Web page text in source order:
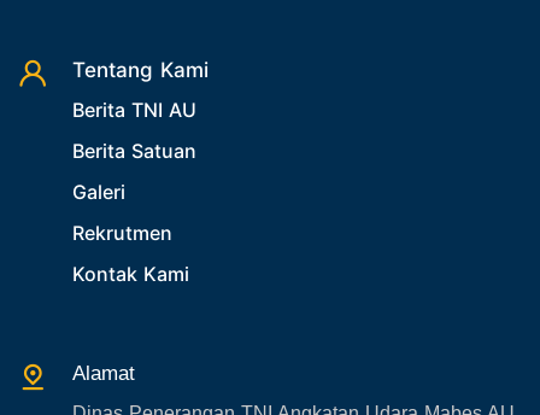
38. Bencana Alam
39. Gangguan KAMTIBMAS
Tentang Kami
Berita TNI AU
Berita Satuan
Galeri
Rekrutmen
Kontak Kami
Alamat